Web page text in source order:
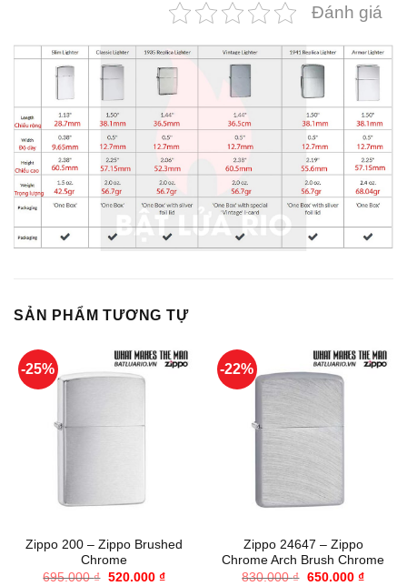
Đánh giá
SẢN PHẨM TƯƠNG TỰ
-25%
Zippo 200 – Zippo Brushed
Chrome
695.000₫ Giá
520.000 ₫Giá
-22%
Zippo 24647 – Zippo
Chrome Arch Brush Chrome
830.000₫ Giá
650.000 ₫Giá